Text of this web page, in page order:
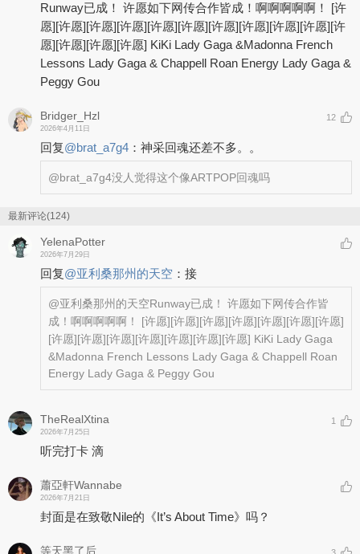
Runway已成！ 许愿如下网传合作皆成！啊啊啊啊啊！ [许
愿][许愿][许愿][许愿][许愿][许愿][许愿][许愿][许愿][许愿][许
愿][许愿][许愿][许愿] KiKi Lady Gaga &Madonna French
Lessons Lady Gaga & Chappell Roan Energy Lady Gaga &
Peggy Gou
Bridger_Hzl
2026年4月11日
12
回复@brat_a7g4 ： 神采回魂还差不多。。
@brat_a7g4没人觉得这个像ARTPOP回魂吗
最新评论(124)
YelenaPotter
2026年7月29日
回复@亚利桑那州的天空 ： 接
@亚利桑那州的天空Runway已成！ 许愿如下网传合作皆
成！啊啊啊啊啊！ [许愿][许愿][许愿][许愿][许愿][许愿][许愿]
[许愿][许愿][许愿][许愿][许愿][许愿][许愿] KiKi Lady Gaga
&Madonna French Lessons Lady Gaga & Chappell Roan
Energy Lady Gaga & Peggy Gou
TheRealXtina
2026年7月25日
1
听完打卡 滴
蕭亞軒Wannabe
2026年7月21日
封面是在致敬Nile的《It’s About Time》吗？
等天黑了后